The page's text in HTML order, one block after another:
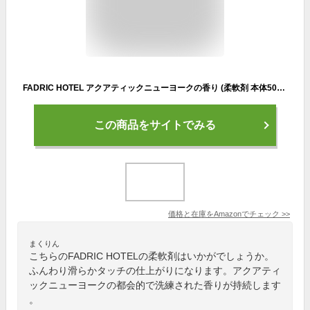
FADRIC HOTEL アクアティックニューヨークの香り (柔軟剤 本体500ml+詰替え800ml)
この商品をサイトでみる
価格と在庫をAmazonでチェック >>
まくりん
こちらのFADRIC HOTELの柔軟剤はいかがでしょうか。
ふんわり滑らかタッチの仕上がりになります。アクアティ
ックニューヨークの都会的で洗練された香りが持続します
。